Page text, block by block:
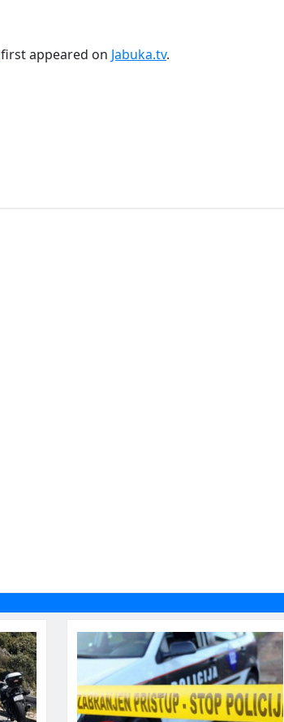
first appeared on Jabuka.tv.